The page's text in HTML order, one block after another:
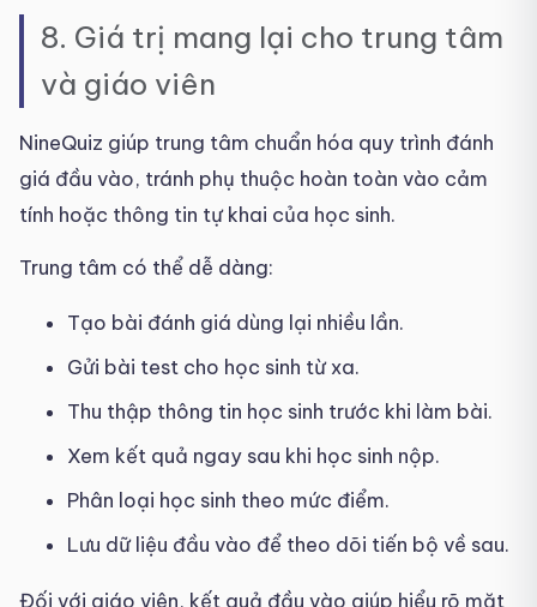
8. Giá trị mang lại cho trung tâm
và giáo viên
NineQuiz giúp trung tâm chuẩn hóa quy trình đánh
giá đầu vào, tránh phụ thuộc hoàn toàn vào cảm
tính hoặc thông tin tự khai của học sinh.
Trung tâm có thể dễ dàng:
Tạo bài đánh giá dùng lại nhiều lần.
Gửi bài test cho học sinh từ xa.
Thu thập thông tin học sinh trước khi làm bài.
Xem kết quả ngay sau khi học sinh nộp.
Phân loại học sinh theo mức điểm.
Lưu dữ liệu đầu vào để theo dõi tiến bộ về sau.
Đối với giáo viên, kết quả đầu vào giúp hiểu rõ mặt